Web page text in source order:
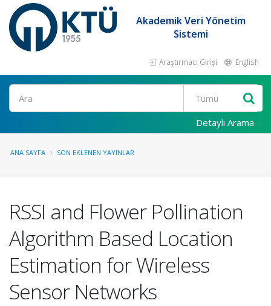
Akademik Veri Yönetim
Sistemi
Araştırmacı Girişi English
Ara
Detaylı Arama
ANA SAYFA SON EKLENEN YAYINLAR
RSSI and Flower Pollination
Algorithm Based Location
Estimation for Wireless
Sensor Networks